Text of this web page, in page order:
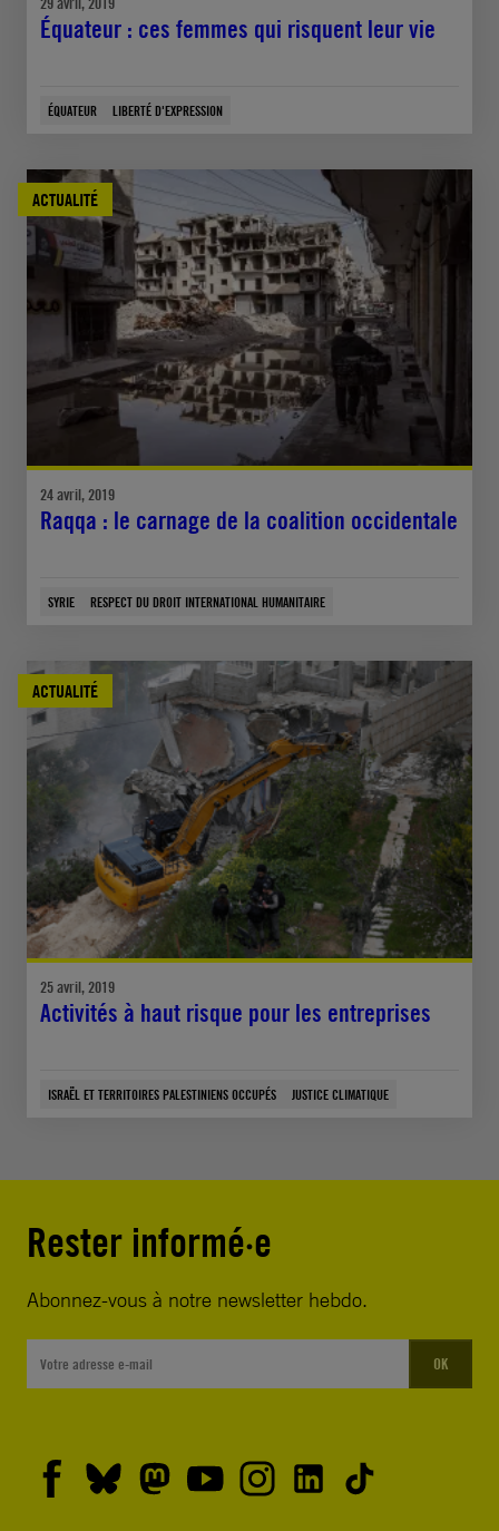
Équateur : ces femmes qui risquent leur vie
ÉQUATEUR LIBERTÉ D'EXPRESSION
ACTUALITÉ
24 avril, 2019
Raqqa : le carnage de la coalition occidentale
SYRIE RESPECT DU DROIT INTERNATIONAL HUMANITAIRE
ACTUALITÉ
25 avril, 2019
Activités à haut risque pour les entreprises
ISRAËL ET TERRITOIRES PALESTINIENS OCCUPÉS JUSTICE CLIMATIQUE
Rester informé·e
Abonnez-vous à notre newsletter hebdo.
OK